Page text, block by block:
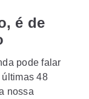
é de
pode falar
últimas 48
nossa